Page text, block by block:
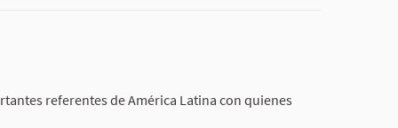
referentes de América Latina con quienes